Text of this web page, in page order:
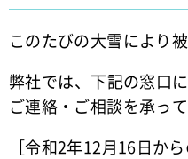
このたびの大雪により
弊社では、下記の窓口
ご連絡・ご相談を承っ
［令和2年12月16日か